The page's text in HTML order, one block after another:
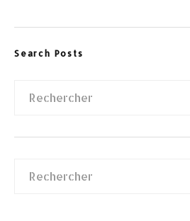
Search Posts